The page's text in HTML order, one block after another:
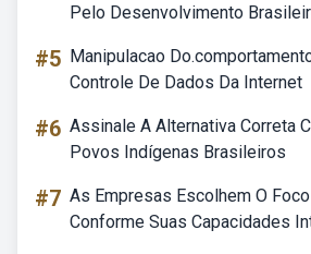
Pelo Desenvolvimento
#5 Manipulacao
Controle De Dados Da Internet
#6 Assinale A Alternativa Correta
Povos Indígenas Brasileiros
#7 As Empresas Escolhem O
Conforme Suas Capacidades